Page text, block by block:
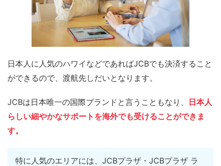
日本人に人気のハワイなどであればJCBでも決済すること
ができるので、渡航先しだいとなります。
JCBは日本唯一の国際ブランドと言うこともなり、
日本人
らしい細やかなサポートを海外でも受けることができま
す。
特に人気のエリアには、JCBプラザ・JCBプラザ ラ